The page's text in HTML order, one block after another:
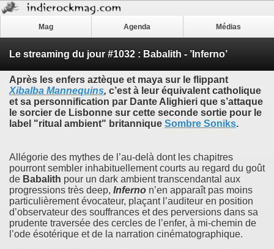
Mag Agenda Médias
Le streaming du jour #1032 : Babalith - ’Inferno’
Après les enfers aztèque et maya sur le flippant
Xibalba Mannequins, c’est à leur équivalent catholique
et sa personnification par Dante Alighieri que s’attaque
le sorcier de Lisbonne sur cette seconde sortie pour le
label "ritual ambient" britannique Sombre Soniks.
Allégorie des mythes de l’au-delà dont les chapitres
pourront sembler inhabituellement courts au regard du goût
de Babalith pour un dark ambient transcendantal aux
progressions très deep, Inferno n’en apparaît pas moins
particulièrement évocateur, plaçant l’auditeur en position
d’observateur des souffrances et des perversions dans sa
prudente traversée des cercles de l’enfer, à mi-chemin de
l’ode ésotérique et de la narration cinématographique.